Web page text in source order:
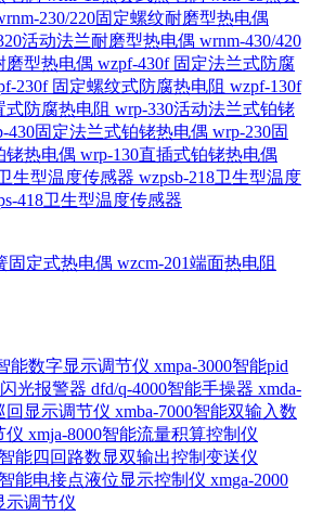
230/220固定螺纹耐磨型热电偶
活动法兰耐磨型热电偶 wrnm-430/420
磨型热电偶 wzpf-430f 固定法兰式防腐
230f 固定螺纹式防腐热电阻 wzpf-130f
式防腐热电阻 wrp-330活动法兰式铂铑
430固定法兰式铂铑热电偶 wrp-230固
铑热电偶 wrp-130直插式铂铑热电偶
生型温度传感器 wzpsb-218卫生型温度
418卫生型温度传感器
固定式热电偶 wzcm-201端面热电阻
能数字显示调节仪 xmpa-3000智能pid
光报警器 dfd/q-4000智能手操器 xmda-
回显示调节仪 xmba-7000智能双输入数
仪 xmja-8000智能流量积算控制仪
能四回路数显双输出控制变送仪
能电接点液位显示控制仪 xmga-2000
示调节仪